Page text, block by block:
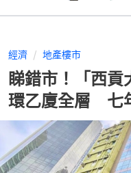
經濟 地產樓市
睇錯市！「西
環乙廈全層 七